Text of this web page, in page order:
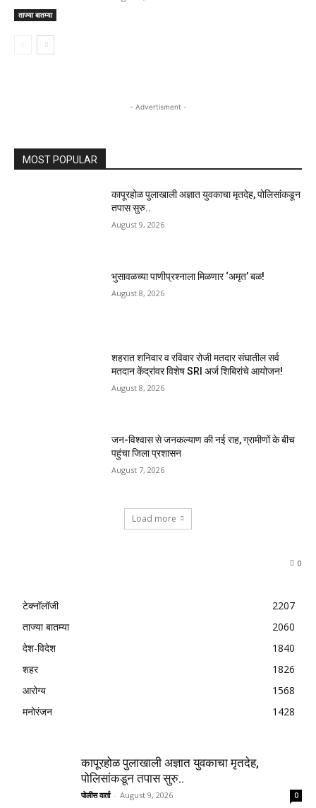
ताज्या बातम्या
- Advertisment -
MOST POPULAR
कापूरहोळ पुलाखाली अज्ञात युवकाचा मृतदेह, पोलिसांकडून
तपास सुरु..
August 9, 2026
भुसावळच्या पाणीप्रश्नाला मिळणार ‘अमृत’ बळ!
August 8, 2026
शहरात शनिवार व रविवार रोजी मतदार संघातील सर्व
मतदान केंद्रांवर विशेष SRI अर्ज शिबिरांचे आयोजन!
August 8, 2026
जन-विश्वास से जनकल्याण की नई राह, ग्रामीणों के बीच
पहुंचा जिला प्रशासन
August 7, 2026
Load more
0
टेक्नॉलॉजी
2207
ताज्या बातम्या
2060
देश-विदेश
1840
शहर
1826
आरोग्य
1568
मनोरंजन
1428
कापूरहोळ पुलाखाली अज्ञात युवकाचा मृतदेह,
पोलिसांकडून तपास सुरु..
पोलीस वार्ता - August 9, 2026 0